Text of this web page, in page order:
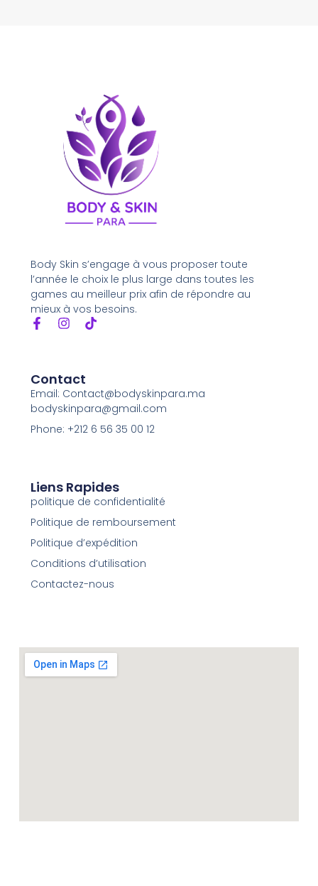
Body Skin s’engage à vous proposer toute
l’année le choix le plus large dans toutes les
games au meilleur prix afin de répondre au
mieux à vos besoins.
Contact
Email: Contact@bodyskinpara.ma
bodyskinpara@gmail.com
Phone: +212 6 56 35 00 12
Liens Rapides
politique de confidentialité
Politique de remboursement
Politique d’expédition
Conditions d’utilisation
Contactez-nous